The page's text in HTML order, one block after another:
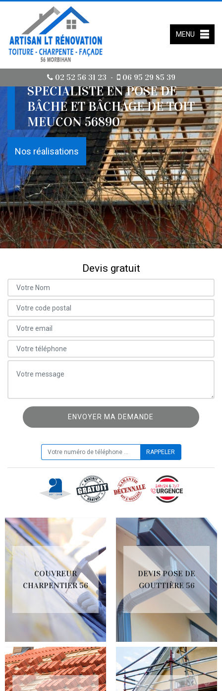
02 52 56 31 23 - 06 95 29 85 39
MENU
SPÉCIALISTE EN POSE DE
BÂCHE ET BÂCHAGE DE TOIT
MEUCON 56890
Nos réalisations
Devis gratuit
COUVREUR
CHARPENTIER 56
DEVIS POSE DE
GOUTTIÈRE 56